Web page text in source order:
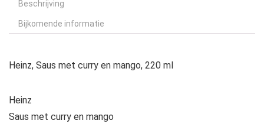
Beschrijving
Bijkomende informatie
Heinz, Saus met curry en mango, 220 ml
Heinz
Saus met curry en mango